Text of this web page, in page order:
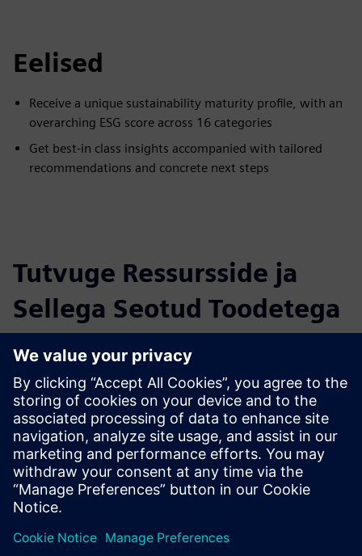
Eelised
Receive a unique sustainability maturity profile, with an
overarching ESG score across 16 categories
Get best-in class insights accompanied with tailored
recommendations and concrete next steps
Tutvuge Ressursside ja
Sellega Seotud Toodetega
Täiendav Teave ja Ressursid
Read more
Eeltingimused
none